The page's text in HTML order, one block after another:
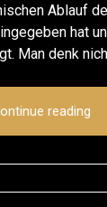
Ablauf
hat
Man denk
reading